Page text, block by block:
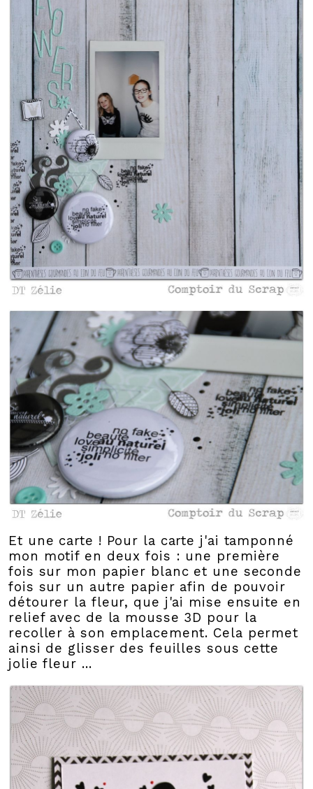
Et une carte ! Pour la carte j'ai tamponné
mon motif en deux fois : une première
fois sur mon papier blanc et une seconde
fois sur un autre papier afin de pouvoir
détourer la fleur, que j'ai mise ensuite en
relief avec de la mousse 3D pour la
recoller à son emplacement. Cela permet
ainsi de glisser des feuilles sous cette
jolie fleur ...